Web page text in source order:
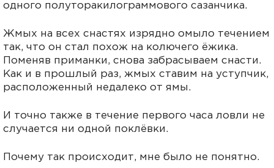
одного полуторакилограммового сазанчика.
Жмых на всех снастях изрядно омыло течением
так, что он стал похож на колючего ёжика.
Поменяв приманки, снова забрасываем снасти.
Как и в прошлый раз, жмых ставим на уступчик,
расположенный недалеко от ямы.
И точно также в течение первого часа ловли не
случается ни одной поклёвки.
Почему так происходит, мне было не понятно.